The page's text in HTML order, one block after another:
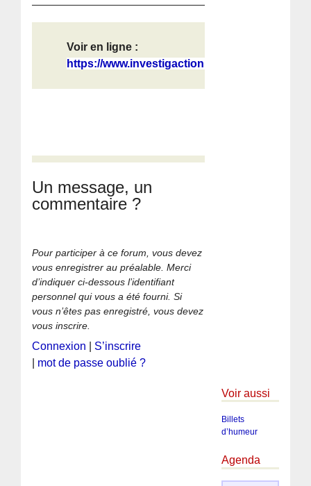
Voir en ligne :
https://www.investigaction.net/fr/l...
Un message, un
commentaire ?
Pour participer à ce forum, vous devez
vous enregistrer au préalable. Merci
d’indiquer ci-dessous l’identifiant
personnel qui vous a été fourni. Si
vous n’êtes pas enregistré, vous devez
vous inscrire.
Connexion
S’inscrire
mot de passe oublié ?
Voir aussi
Billets
d’humeur
Agenda